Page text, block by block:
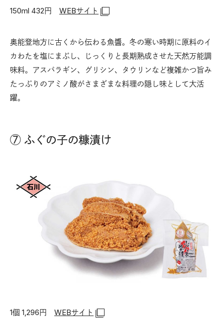
150ml 432円 WEBサイト
奥能登地方に古くから伝わる魚醬。冬の寒い時期に原料のイ
カわたを塩にまぶし、じっくりと長期熟成させた天然万能調
味料。アスパラギン、グリシン、タウリンなど複雑かつ旨み
たっぷりのアミノ酸がさまざまな料理の隠し味として大活
躍。
⑦ ふぐの子の糠漬け
1個 1,296円 WEBサイト